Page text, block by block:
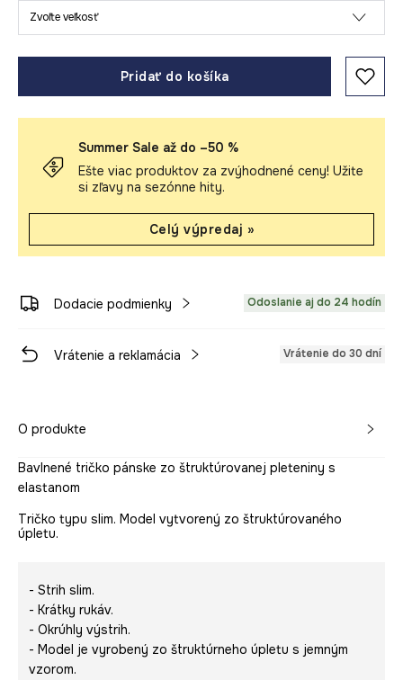
Zvoľte veľkosť
Pridať do košíka
Summer Sale až do –50 %
Ešte viac produktov za zvýhodnené ceny! Užite
si zľavy na sezónne hity.
Celý výpredaj »
Dodacie podmienky Odoslanie aj do 24 hodín
Vrátenie a reklamácia Vrátenie do 30 dní
O produkte
Bavlnené tričko pánske zo štruktúrovanej pleteniny s
elastanom
Tričko typu slim. Model vytvorený zo štruktúrovaného
úpletu.
- Strih slim.
- Krátky rukáv.
- Okrúhly výstrih.
- Model je vyrobený zo štruktúrneho úpletu s jemným
vzorom.